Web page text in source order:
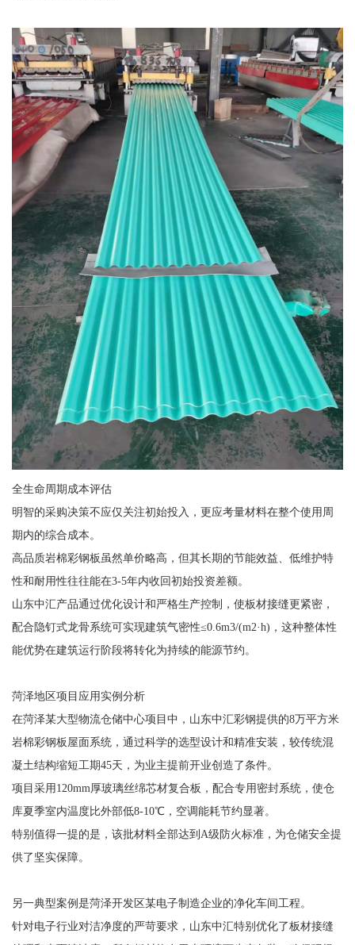
全生命周期成本评估
明智的采购决策不应仅关注初始投入，更应考量材料在整个使用周
期内的综合成本。
高品质岩棉彩钢板虽然单价略高，但其长期的节能效益、低维护特
性和耐用性往往能在3-5年内收回初始投资差额。
山东中汇产品通过优化设计和严格生产控制，使板材接缝更紧密，
配合隐钉式龙骨系统可实现建筑气密性≤0.6m3/(m2·h)，这种整体性
能优势在建筑运行阶段将转化为持续的能源节约。
菏泽地区项目应用实例分析
在菏泽某大型物流仓储中心项目中，山东中汇彩钢提供的8万平方米
岩棉彩钢板屋面系统，通过科学的选型设计和精准安装，较传统混
凝土结构缩短工期45天，为业主提前开业创造了条件。
项目采用120mm厚玻璃丝绵芯材复合板，配合专用密封系统，使仓
库夏季室内温度比外部低8-10℃，空调能耗节约显著。
特别值得一提的是，该批材料全部达到A级防火标准，为仓储安全提
供了坚实保障。
另一典型案例是菏泽开发区某电子制造企业的净化车间工程。
针对电子行业对洁净度的严苛要求，山东中汇特别优化了板材接缝